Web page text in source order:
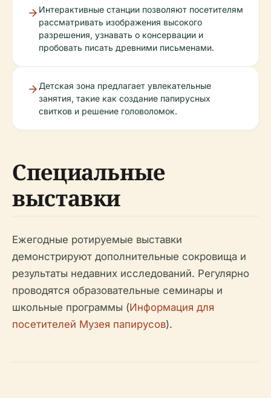
Интерактивные станции позволяют посетителям
рассматривать изображения высокого
разрешения, узнавать о консервации и
пробовать писать древними письменами.
Детская зона предлагает увлекательные
занятия, такие как создание папирусных
свитков и решение головоломок.
Специальные
выставки
Ежегодные ротируемые выставки
демонстрируют дополнительные сокровища и
результаты недавних исследований. Регулярно
проводятся образовательные семинары и
школьные программы (Информация для
посетителей Музея папирусов).